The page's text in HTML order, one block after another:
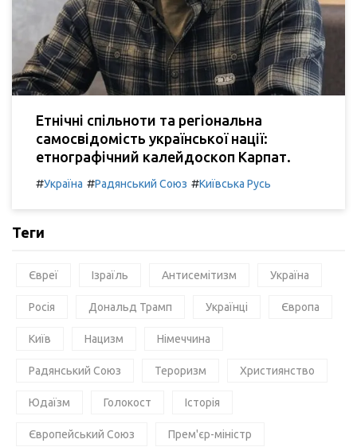
Етнічні спільноти та регіональна
самосвідомість української нації:
етнографічний калейдоскоп Карпат.
#Україна #Радянський Союз #Київська Русь
Теги
Євреї Ізраїль Антисемітизм Україна
Росія Дональд Трамп Українці Європа
Київ Нацизм Німеччина
Радянський Союз Тероризм Християнство
Юдаїзм Голокост Історія
Європейський Союз Прем'єр-міністр